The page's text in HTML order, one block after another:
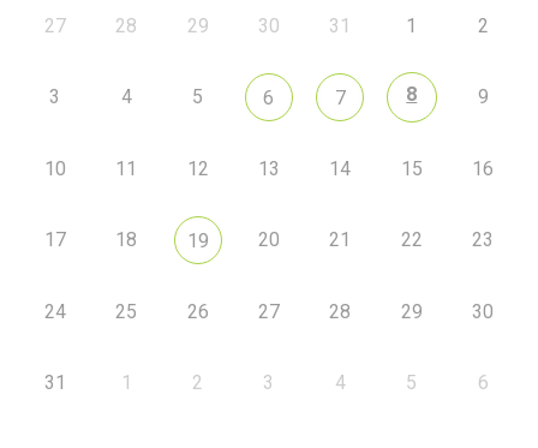
27 28 29 30 31 1 2
3 4 5 6 7 8 9
10 11 12 13 14 15 16
17 18 19 20 21 22 23
24 25 26 27 28 29 30
31 1 2 3 4 5 6